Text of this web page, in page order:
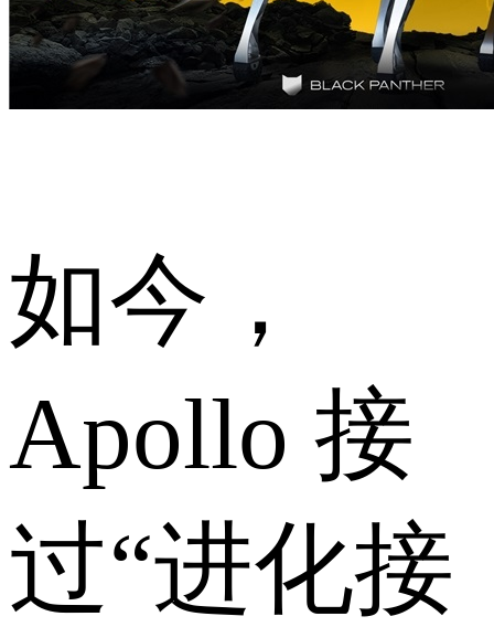
如今，
Apollo 接
过“进化接